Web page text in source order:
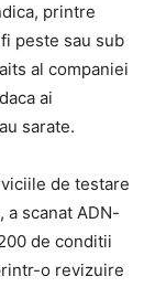
printre
peste sau sub
al companiei
ai
sarate.
de testare
a scanat ADN-
de conditii
o revizuire